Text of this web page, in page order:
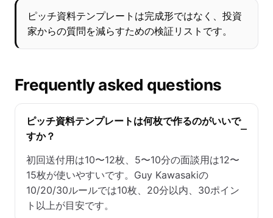
ピッチ資料テンプレートは完成形ではなく、投資
家からの質問を減らすための検証リストです。
Frequently asked questions
ピッチ資料テンプレートは何枚で作るのがいいで
すか？
初回送付用は10〜12枚、5〜10分の面談用は12〜
15枚が使いやすいです。Guy Kawasakiの
10/20/30ルールでは10枚、20分以内、30ポイン
ト以上が目安です。